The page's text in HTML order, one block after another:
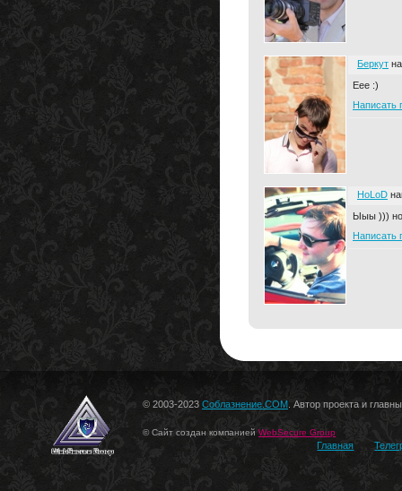
Беркут
Еее :)
Написать
HoLoD
Ыыы )))
Написать
© 2003-2023 Соблазнение.COM . Автор проекта и
© Сайт создан компанией WebSecure Group
Главная